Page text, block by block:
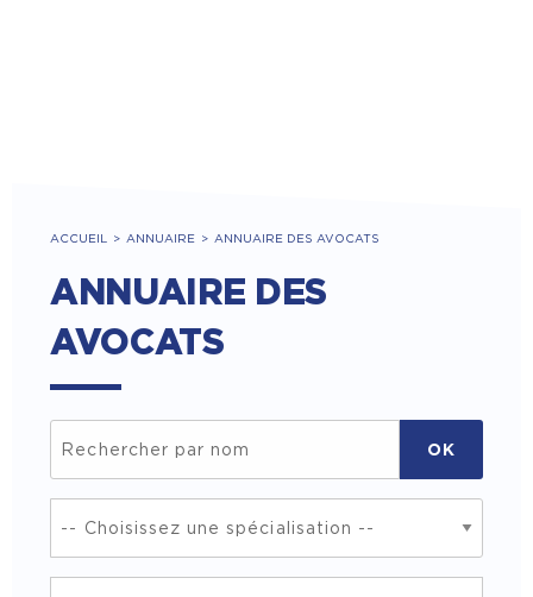
ACCUEIL ANNUAIRE ANNUAIRE DES AVOCATS
ANNUAIRE DES
AVOCATS